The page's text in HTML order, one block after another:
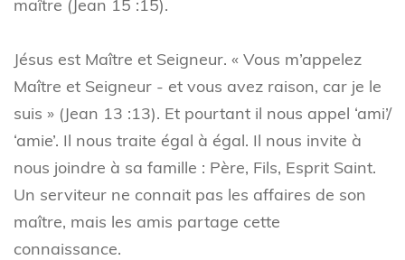
maître (Jean 15 :15).
Jésus est Maître et Seigneur. « Vous m’appelez
Maître et Seigneur - et vous avez raison, car je le
suis » (Jean 13 :13). Et pourtant il nous appel ‘ami’/
‘amie’. Il nous traite égal à égal. Il nous invite à
nous joindre à sa famille : Père, Fils, Esprit Saint.
Un serviteur ne connait pas les affaires de son
maître, mais les amis partage cette
connaissance.